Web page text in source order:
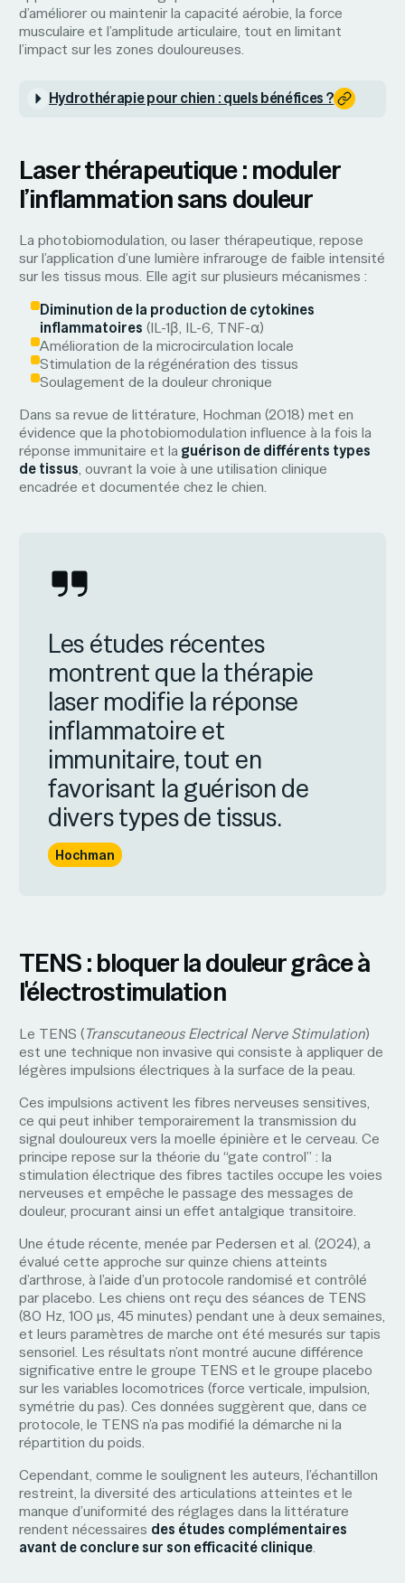
d’améliorer ou maintenir la capacité aérobie, la force
musculaire et l’amplitude articulaire, tout en limitant
l’impact sur les zones douloureuses.
Hydrothérapie pour chien : quels bénéfices ?
Laser thérapeutique : moduler
l’inflammation sans douleur
La photobiomodulation, ou laser thérapeutique, repose
sur l’application d’une lumière infrarouge de faible intensité
sur les tissus mous. Elle agit sur plusieurs mécanismes :
Diminution de la production de cytokines
inflammatoires (IL-1β, IL-6, TNF-α)
Amélioration de la microcirculation locale
Stimulation de la régénération des tissus
Soulagement de la douleur chronique
Dans sa revue de littérature, Hochman (2018) met en
évidence que la photobiomodulation influence à la fois la
réponse immunitaire et la guérison de différents types
de tissus, ouvrant la voie à une utilisation clinique
encadrée et documentée chez le chien.
Les études récentes
montrent que la thérapie
laser modifie la réponse
inflammatoire et
immunitaire, tout en
favorisant la guérison de
divers types de tissus.
Hochman
TENS : bloquer la douleur grâce à
l'électrostimulation
Le TENS (Transcutaneous Electrical Nerve Stimulation)
est une technique non invasive qui consiste à appliquer de
légères impulsions électriques à la surface de la peau.
Ces impulsions activent les fibres nerveuses sensitives,
ce qui peut inhiber temporairement la transmission du
signal douloureux vers la moelle épinière et le cerveau. Ce
principe repose sur la théorie du “gate control” : la
stimulation électrique des fibres tactiles occupe les voies
nerveuses et empêche le passage des messages de
douleur, procurant ainsi un effet antalgique transitoire.
Une étude récente, menée par Pedersen et al. (2024), a
évalué cette approche sur quinze chiens atteints
d’arthrose, à l’aide d’un protocole randomisé et contrôlé
par placebo. Les chiens ont reçu des séances de TENS
(80 Hz, 100 µs, 45 minutes) pendant une à deux semaines,
et leurs paramètres de marche ont été mesurés sur tapis
sensoriel. Les résultats n’ont montré aucune différence
significative entre le groupe TENS et le groupe placebo
sur les variables locomotrices (force verticale, impulsion,
symétrie du pas). Ces données suggèrent que, dans ce
protocole, le TENS n’a pas modifié la démarche ni la
répartition du poids.
Cependant, comme le soulignent les auteurs, l’échantillon
restreint, la diversité des articulations atteintes et le
manque d’uniformité des réglages dans la littérature
rendent nécessaires des études complémentaires
avant de conclure sur son efficacité clinique.